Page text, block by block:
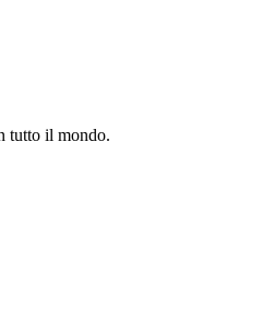
tutto il mondo.